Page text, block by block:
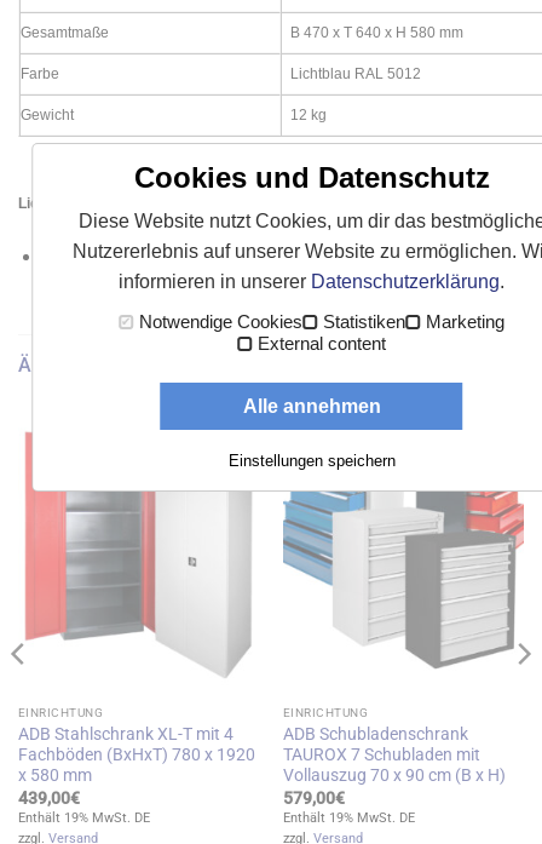
Gesamtmaße B 470 x T 640 x H 580 mm
Farbe Lichtblau RAL 5012
Gewicht 12 kg
Lieferumfang:
1 Stück ADB Fassregal für 30 oder 60 Liter Fässer
ÄHNLICHE PRODUKTE
EINRICHTUNG
ADB Stahlschrank XL-T mit 4
Fachböden (BxHxT) 780 x 1920
x 580 mm
439,00€
Enthält 19% MwSt. DE
zzgl. Versand
EINRICHTUNG
ADB Schubladenschrank
TAUROX 7 Schubladen mit
Vollauszug 70 x 90 cm (B x H)
579,00€
Enthält 19% MwSt. DE
zzgl. Versand
Cookies und Datenschutz
Diese Website nutzt Cookies, um dir das
Nutzererlebnis auf unserer Website zu ermöglichen.
informieren in unserer Datenschutzerklärung.
Notwendige Cookies
Statistiken
Marketing
External content
Alle annehmen
Einstellungen speichern